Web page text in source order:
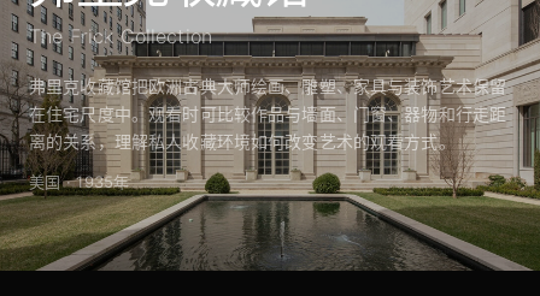
The Frick Collection
弗里克收藏馆把欧洲古典大师绘画、雕塑、家具与装饰艺术保留
在住宅尺度中。观看时可比较作品与墙面、门窗、器物和行走距
离的关系，理解私人收藏环境如何改变艺术的观看方式。
美国 · 1935年